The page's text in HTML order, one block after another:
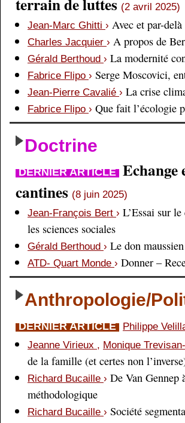
terrain de luttes (2 avril 2025)
Jean-Marc Ghitti › Avec et par-
Charles Jacquier › A propos de
Gérald Berthoud › La modernité
Fabrice Flipo › Serge Moscovici,
Jean-Pierre Cavalié › La crise
Fabrice Flipo › Que fait l’écologie
Doctrine
DERNIER ARTICLE Echange
cantines (8 juin 2025)
Jean-François Bert › L’Essai sur
les sciences sociales
Gérald Berthoud › Le don
ATD- Quart Monde › Donner –
Anthropologie/
DERNIER ARTICLE Philippe
Jeanne Virieux , Monique
de la famille (et certes non
Richard Bucaille › De Van Gennep
méthodologique
Richard Bucaille › Société